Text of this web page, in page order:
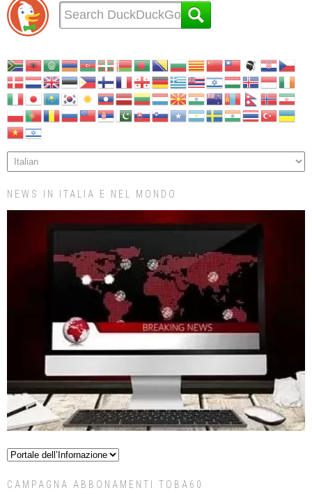
NEWS IN ITALIA E NEL MONDO
CAMPAGNA ABBONAMENTI TOBA60